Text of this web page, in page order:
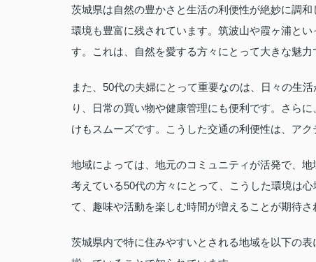
茨城県は自然の豊かさと生活の利便性が絶妙に調
環境も豊富に残されています。筑波山や霞ヶ浦と
す。これは、自然を愛する方々にとって大きな魅力
また、50代の夫婦にとって重要なのは、日々の生
り、日常の買い物や健康管理にも便利です。さら
けもスムーズです。こうした交通の利便性は、ア
地域によっては、地元のコミュニティが活発で、
考えている50代の方々にとって、こうした環境は
て、趣味や活動を楽しむ時間が増えることが期待さ
茨城県内で特に住みやすいとされる地域を以下の